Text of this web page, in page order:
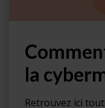
la
Retrouvez ici